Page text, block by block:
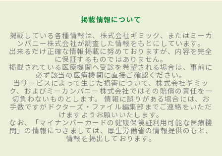
掲載情報について
掲載している各種情報は、株式会社ギミック、またはミーカ
ンパニー株式会社が調査した情報をもとにしています。
出来るだけ正確な情報掲載に努めておりますが、内容を完全
に保証するものではありません。
掲載されている医療機関へ受診を希望される場合は、事前に
必ず該当の医療機関に直接ご確認ください。
当サービスによって生じた損害について、株式会社ギミッ
ク、およびミーカンパニー株式会社ではその賠償の責任を一
切負わないものとします。 情報に誤りがある場合には、お
手数ですがドクターズ・ファイル編集部までご連絡をいただ
けますようお願いいたします。
なお、「マイナンバーカードの健康保険証利用可能な医療機
関」の情報につきましては、厚生労働省の情報提供のもと、
情報を掲出しております。